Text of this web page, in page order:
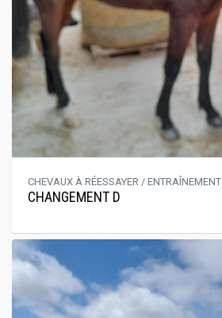
CHEVAUX À RÉESSAYER / ENTRAÎNEMENT
CHANGEMENT D